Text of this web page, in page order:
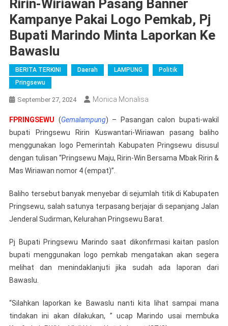
Ririn-Wiriawan Pasang Banner
Kampanye Pakai Logo Pemkab, Pj
Bupati Marindo Minta Laporkan Ke
Bawaslu
BERITA TERKINI Daerah LAMPUNG
Politik
Pringsewu
September 27, 2024 Monica Monalisa
FPRINGSEWU (Gemalampung) – Pasangan calon bupati-wakil
bupati Pringsewu Ririn Kuswantari-Wiriawan pasang baliho
menggunakan logo Pemerintah Kabupaten Pringsewu disusul
dengan tulisan “Pringsewu Maju, Ririn-Win Bersama Mbak Ririn &
Mas Wiriawan nomor 4 (empat)”.
Baliho tersebut banyak menyebar di sejumlah titik di Kabupaten
Pringsewu, salah satunya terpasang berjajar di sepanjang Jalan
Jenderal Sudirman, Kelurahan Pringsewu Barat.
Pj Bupati Pringsewu Marindo saat dikonfirmasi kaitan paslon
bupati menggunakan logo pemkab mengatakan akan segera
melihat dan menindaklanjuti jika sudah ada laporan dari
Bawaslu.
“Silahkan laporkan ke Bawaslu nanti kita lihat sampai mana
tindakan ini akan dilakukan, ” ucap Marindo usai membuka